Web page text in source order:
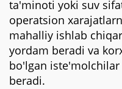
ta'minoti yoki suv
operatsion
mahalliy ishlab
yordam beradi va
bo'lgan
beradi.